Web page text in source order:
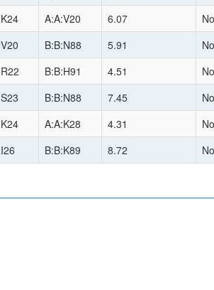
A:A:V20 6.07
No
B:B:N88 5.91
No
B:B:H91 4.51
No
B:B:N88 7.45
No
A:A:K28 4.31
No
B:B:K89 8.72 No